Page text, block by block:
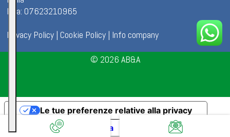
P.iva: 07623210965
Privacy Policy |Cookie Policy | Info company
© 2026 AB&A
Informativa sulla raccolta
Le tue preferenze relative alla privacy